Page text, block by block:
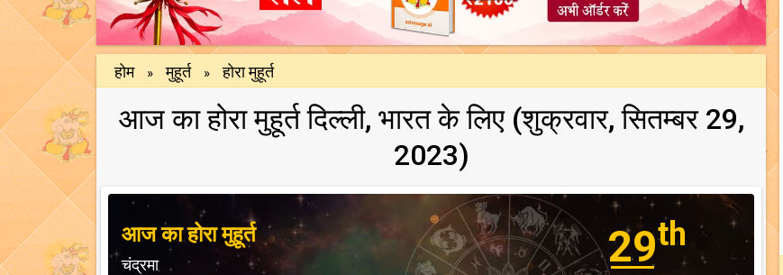
होम » मुहूर्त » होरा मुहूर्त
आज का होरा मुहूर्त दिल्ली, भारत के लिए (शुक्रवार, सितम्बर 29,
2023)
आज का होरा मुहूर्त
चंद्रमा
29th